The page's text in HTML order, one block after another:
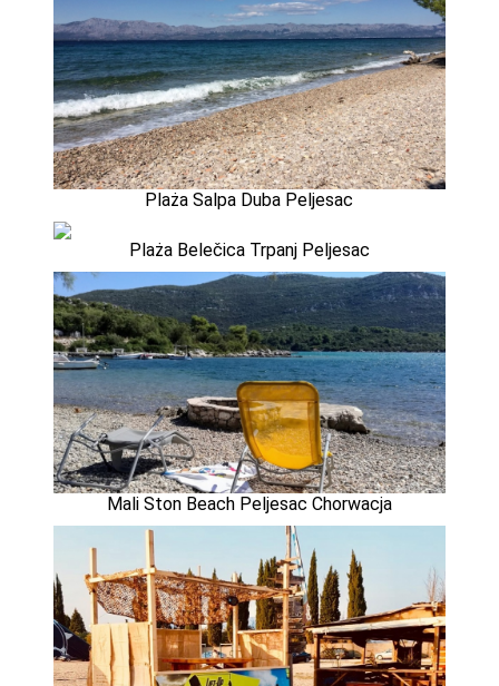
Plaża Salpa Duba Peljesac
Plaża Belečica Trpanj Peljesac
Mali Ston Beach Peljesac Chorwacja